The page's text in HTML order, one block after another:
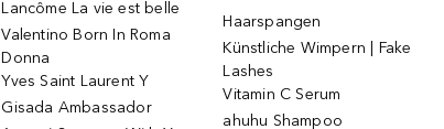
Lancôme La vie est belle
Valentino Born In Roma
Donna
Yves Saint Laurent Y
Gisada Ambassador
Haarspangen
Künstliche Wimpern | Fake
Lashes
Vitamin C Serum
ahuhu Shampoo